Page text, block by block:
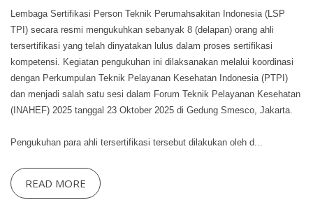
Lembaga Sertifikasi Person Teknik Perumahsakitan Indonesia (LSP
TPI) secara resmi mengukuhkan sebanyak 8 (delapan) orang ahli
tersertifikasi yang telah dinyatakan lulus dalam proses sertifikasi
kompetensi. Kegiatan pengukuhan ini dilaksanakan melalui koordinasi
dengan Perkumpulan Teknik Pelayanan Kesehatan Indonesia (PTPI)
dan menjadi salah satu sesi dalam Forum Teknik Pelayanan Kesehatan
(INAHEF) 2025 tanggal 23 Oktober 2025 di Gedung Smesco, Jakarta.
Pengukuhan para ahli tersertifikasi tersebut dilakukan oleh d...
READ MORE